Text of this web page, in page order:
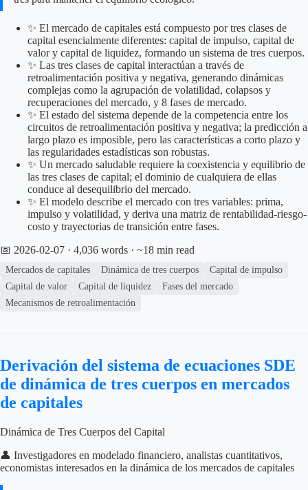
✨ El mercado de capitales está compuesto por tres clases de
capital esencialmente diferentes: capital de impulso, capital de
valor y capital de liquidez, formando un sistema de tres cuerpos.
✨ Las tres clases de capital interactúan a través de
retroalimentación positiva y negativa, generando dinámicas
complejas como la agrupación de volatilidad, colapsos y
recuperaciones del mercado, y 8 fases de mercado.
✨ El estado del sistema depende de la competencia entre los
circuitos de retroalimentación positiva y negativa; la predicción a
largo plazo es imposible, pero las características a corto plazo y
las regularidades estadísticas son robustas.
✨ Un mercado saludable requiere la coexistencia y equilibrio de
las tres clases de capital; el dominio de cualquiera de ellas
conduce al desequilibrio del mercado.
✨ El modelo describe el mercado con tres variables: prima,
impulso y volatilidad, y deriva una matriz de rentabilidad-riesgo-
costo y trayectorias de transición entre fases.
📅 2026-02-07 · 4,036 words · ~18 min read
Mercados de capitales Dinámica de tres cuerpos
Capital de impulso
Capital de valor
Capital de liquidez
Fases del mercado
Mecanismos de retroalimentación
Derivación del sistema de ecuaciones SDE
de dinámica de tres cuerpos en mercados
de capitales
Dinámica de Tres Cuerpos del Capital
👤 Investigadores en modelado financiero, analistas cuantitativos,
economistas interesados en la dinámica de los mercados de capitales